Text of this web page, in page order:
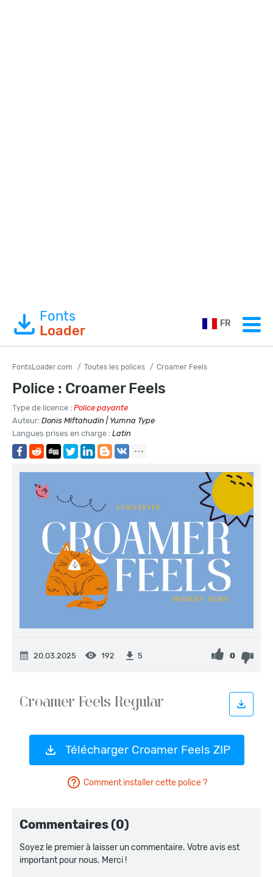
Fonts
Loader
FR
FontsLoader.com Toutes les polices Croamer Feels
Police : Croamer Feels
Type de licence : Police payante
Auteur: Donis Miftahudin | Yumna Type
Langues prises en charge : Latin
20.03.2025 192 5 0
Télécharger Croamer Feels ZIP
Comment installer cette police ?
Commentaires (0)
Soyez le premier à laisser un commentaire. Votre avis est
important pour nous. Merci !